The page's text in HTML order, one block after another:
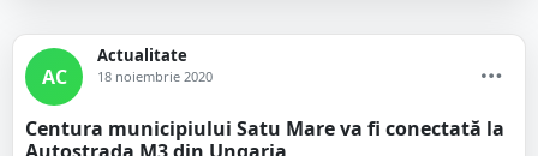
AC
Actualitate
18 noiembrie 2020
Centura municipiului Satu Mare va fi conectată la